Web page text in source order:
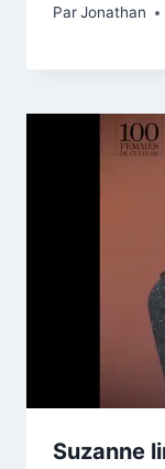
ParJonathan
Suzanne